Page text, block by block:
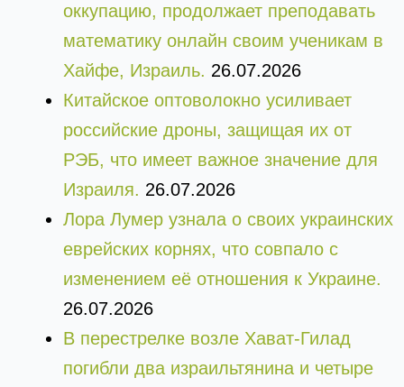
оккупацию, продолжает преподавать
математику онлайн своим ученикам в
Хайфе, Израиль. 26.07.2026
Китайское оптоволокно усиливает
российские дроны, защищая их от
РЭБ, что имеет важное значение для
Израиля. 26.07.2026
Лора Лумер узнала о своих украинских
еврейских корнях, что совпало с
изменением её отношения к Украине.
26.07.2026
В перестрелке возле Хават-Гилад
погибли два израильтянина и четыре